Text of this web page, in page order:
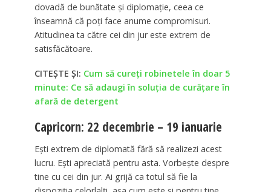
dovadă de bunătate și diplomație, ceea ce
înseamnă că poți face anume compromisuri.
Atitudinea ta către cei din jur este extrem de
satisfăcătoare.
CITEȘTE ȘI: Cum să cureți robinetele în doar 5
minute: Ce să adaugi în soluția de curățare în
afară de detergent
Capricorn: 22 decembrie – 19 ianuarie
Ești extrem de diplomată fără să realizezi acest
lucru. Ești apreciată pentru asta. Vorbește despre
tine cu cei din jur. Ai grijă ca totul să fie la